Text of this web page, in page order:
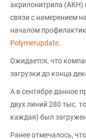
акрилонитрила (АКН)
связи с намерением
началом
Polymerupdate.
Ожидается, что
загрузки до конца
А в сентябре данное
двух линий 280 тыс.
каждая) был
Ранее отмечалось,